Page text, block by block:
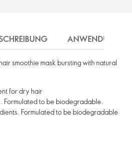
ANWENDUNG
smoothie mask bursting with natural
for dry hair
Formulated to be biodegradable.
Formulated to be biodegradable